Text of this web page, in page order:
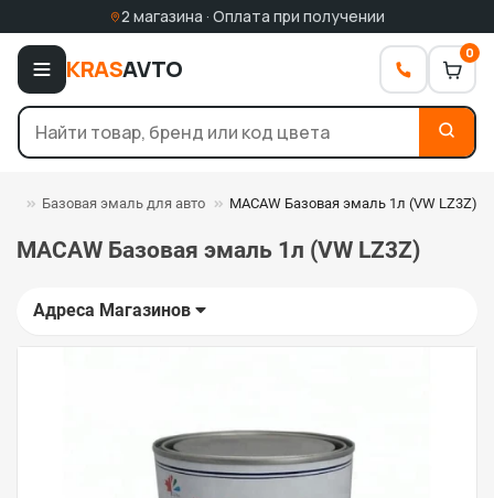
2 магазина · Оплата при получении
KRASAVTO
0
Базовая эмаль для авто MACAW Базовая эмаль 1л (VW LZ3Z)
MACAW Базовая эмаль 1л (VW LZ3Z)
Адреса Магазинов